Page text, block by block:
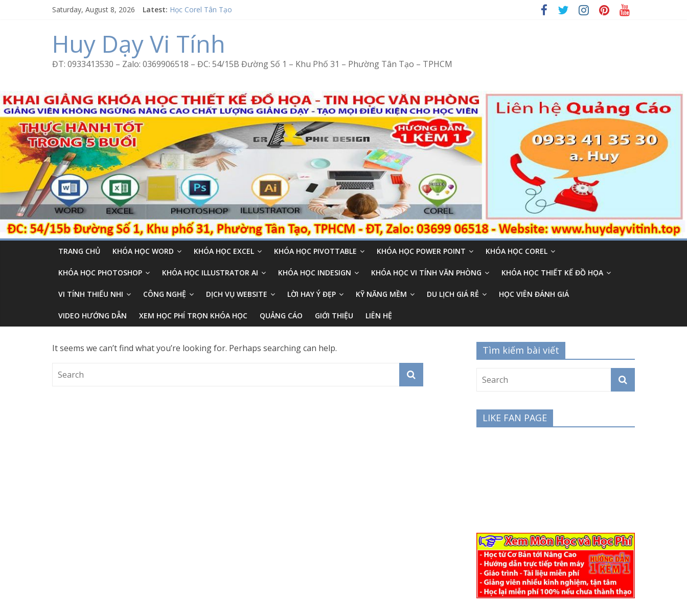
Saturday, August 8, 2026 Latest: Học Corel Tân Tạo
Excel Bình Trị Đông – Vi tính văn phòng cấp tốc
Word Bình Trị Đông – Tin học văn phòng cấp tốc
Huy Dạy Vi Tính
ĐT: 0933413530 – Zalo: 0369906518 – ĐC: 54/15B Đường Số 1 – Khu Phố 31 – Phường Tân Tạo – TPHCM
TRANG CHỦ KHÓA HỌC WORD KHÓA HỌC EXCEL KHÓA HỌC PIVOTTABLE KHÓA HỌC POWER POINT KHÓA HỌC COREL
KHÓA HỌC PHOTOSHOP KHÓA HỌC ILLUSTRATOR AI KHÓA HỌC INDESIGN KHÓA HỌC VI TÍNH VĂN PHÒNG KHÓA HỌC THIẾT KẾ ĐỒ HỌA
VI TÍNH THIẾU NHI CÔNG NGHỆ DỊCH VỤ WEBSITE LỜI HAY Ý ĐẸP KỸ NĂNG MỀM DU LỊCH GIÁ RẺ HỌC VIÊN ĐÁNH GIÁ
VIDEO HƯỚNG DẪN XEM HỌC PHÍ TRỌN KHÓA HỌC QUẢNG CÁO GIỚI THIỆU LIÊN HỆ
It seems we can’t find what you’re looking for. Perhaps searching can help. Tìm kiếm bài viết
LIKE FAN PAGE